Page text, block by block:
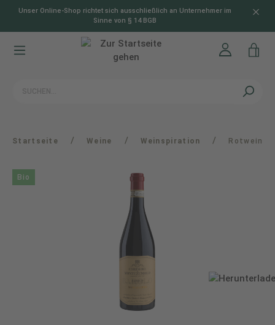
springen
Unser Online-Shop richtet sich ausschließlich an Unternehmer im
Sinne von § 14 BGB
Startseite / Weine / Weinspiration / Rotwein
Bio